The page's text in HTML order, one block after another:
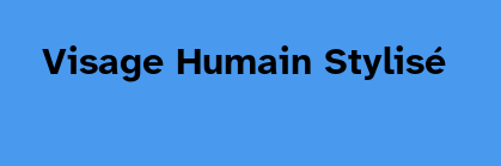
Visage Humain Stylisé